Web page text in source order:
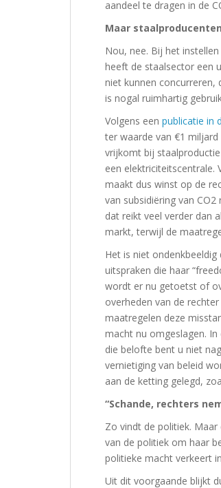
aandeel te dragen in de
Maar
Nou, nee. Bij het
heeft de staalsector een
niet kunnen concurreren,
is nogal ruimhartig
Volgens een publicatie in
ter waarde van €1
vrijkomt bij
een elektriciteitscentrale.
maakt dus winst op de
van subsidiëring van
dat reikt veel verder dan
markt, terwijl de
Het is niet
uitspraken die haar
wordt er nu getoetst of
overheden van de
maatregelen deze
macht nu omgeslagen.
die belofte bent u niet
vernietiging van beleid
aan de ketting gelegd,
“Schande, rechters
Zo vindt de politiek.
van de politiek om haar
politieke macht verkeert
Uit dit voorgaande blijkt